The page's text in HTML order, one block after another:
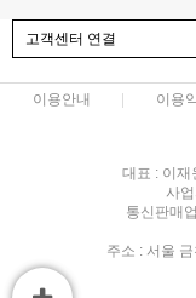
고객센터 연결
이용안내 이용
대표 : 이재
사
통신판매
주소 : 서울